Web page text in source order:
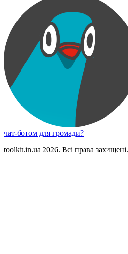
чат-ботом для громади?
toolkit.in.ua 2026. Всі права захищені.